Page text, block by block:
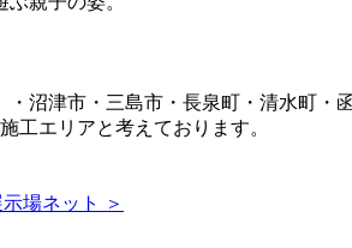
沼津市・三島市・長泉町・清水町・
工エリアと考えております。
場ネット ＞